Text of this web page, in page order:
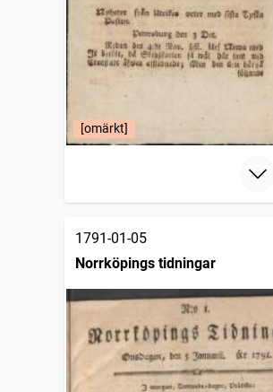
[omärkt]
1791-01-05
Norrköpings tidningar